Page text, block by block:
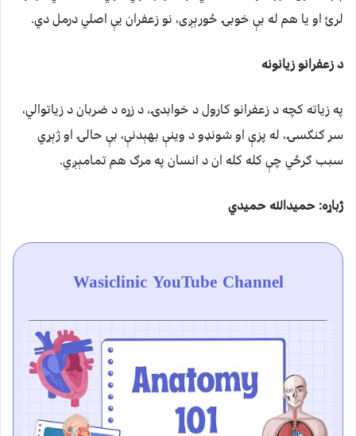
لرئ او یا هم له بې خوبۍ ځورېږی، نو زعفران یې اصلي درمل دي.
د زعفرانو زیانونه
په زیاته کچه د زعفرانو کارول د خوابدۍ، د زړه د ضربان د زیاتوالي،
سر ګنګسۍ، له پزې او شونډو د وینې بهېدنې، بې حالۍ او ژېړي
سبب ګرځي چې کله کله ان د انسان په مرګ هم تمامېږي.
ژباړه: حمیدالله حمیدي
Wasiclinic YouTube Channel